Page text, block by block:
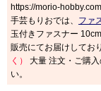
https://morio-
手芸もりおでは、 ファ
玉付きファスナー
販売にてお届けしてお
く）
大量 注文・ご購
い。